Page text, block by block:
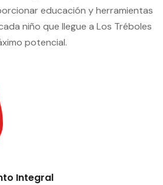
educación y herramientas
niño que llegue a Los Tréboles
potencial.
Integral